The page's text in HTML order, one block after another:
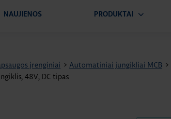
NAUJIENOS PRODUKTAI
įrenginiai > Automatiniai jungikliai MCB >
48V, DC tipas